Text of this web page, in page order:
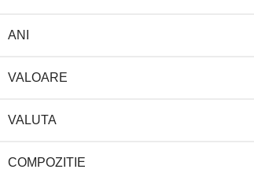
ANI
VALOARE
VALUTA
COMPOZITIE